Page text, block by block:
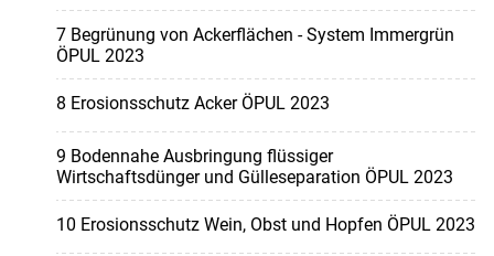
7 Begrünung von Ackerflächen - System Immergrün
ÖPUL 2023
8 Erosionsschutz Acker ÖPUL 2023
9 Bodennahe Ausbringung flüssiger
Wirtschaftsdünger und Gülleseparation ÖPUL 2023
10 Erosionsschutz Wein, Obst und Hopfen ÖPUL 2023